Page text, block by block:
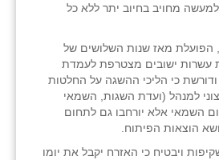
מחויב בחיוב יתר ללא כל
הפועלת מאז שנות השלושים של
עשרות ישובים מצטרפת לעמדת
כי הליכי ההשגה על החלטות
למנהל (ועדת השגות, השמאי
השמאי אלא יורחבו גם לתחום
הוצאות הפיתוח.
ויבטיח כי האזרח יקבל את יומו